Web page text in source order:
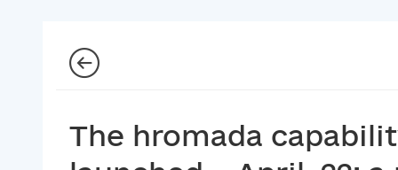
Reports from gromadas
Tag Cloud
Safety
The hromada